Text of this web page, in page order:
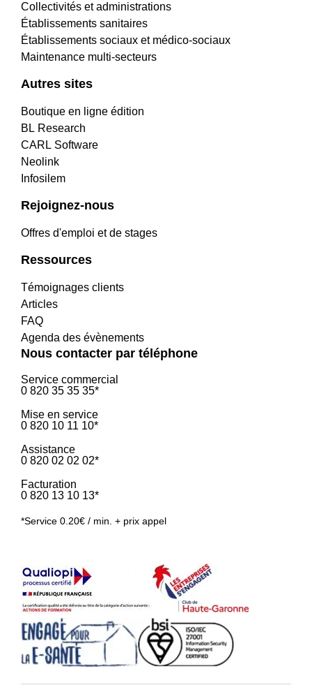
Collectivités et administrations
Établissements sanitaires
Établissements sociaux et médico-sociaux
Maintenance multi-secteurs
Autres sites
Boutique en ligne édition
BL Research
CARL Software
Neolink
Infosilem
Rejoignez-nous
Offres d'emploi et de stages
Ressources
Témoignages clients
Articles
FAQ
Agenda des évènements
Nous contacter par téléphone
Service commercial
0 820 35 35 35*
Mise en service
0 820 10 11 10*
Assistance
0 820 02 02 02*
Facturation
0 820 13 10 13*
*Service 0.20€ / min. + prix appel